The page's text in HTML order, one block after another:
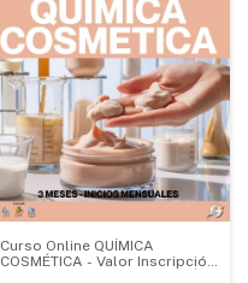
Curso Online QUÍMICA
COSMÉTICA - Valor Inscripción